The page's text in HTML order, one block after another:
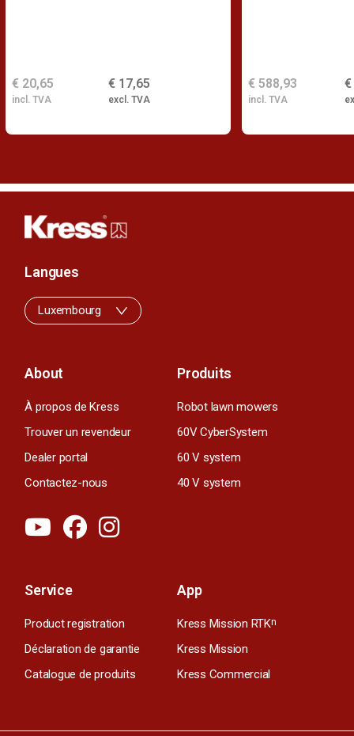
€ 17,65
excl. TVA
€ 20,65
incl. TVA
€
€ 588,93
incl. TVA
About
À propos de Kress
Trouver un revendeur
Dealer portal
Contactez-nous
Produits
Robot lawn mowers
60V CyberSystem
60 V system
40 V system
Service
Product registration
Déclaration de garantie
Catalogue de produits
App
Kress Mission RTKn
Kress Mission
Kress Commercial
Langues
Luxembourg